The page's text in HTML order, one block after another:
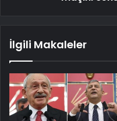
İlgili Makaleler